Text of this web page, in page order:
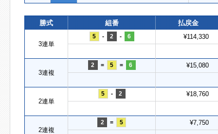
勝式 組番 払戻金
3連単
5 - 2 - 6 ¥114,330
3連複
2 = 5 = 6 ¥15,080
2連単
5 - 2 ¥18,760
2連複
2 = 5 ¥7,750